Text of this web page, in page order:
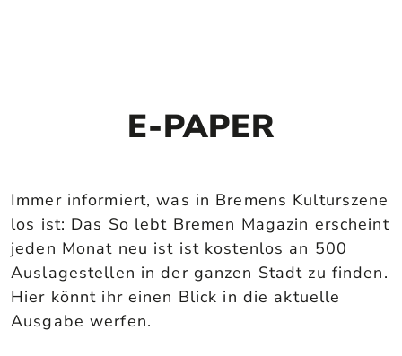
E-PAPER
Immer informiert, was in Bremens Kulturszene
los ist: Das So lebt Bremen Magazin erscheint
jeden Monat neu ist ist kostenlos an 500
Auslagestellen in der ganzen Stadt zu finden.
Hier könnt ihr einen Blick in die aktuelle
Ausgabe werfen.